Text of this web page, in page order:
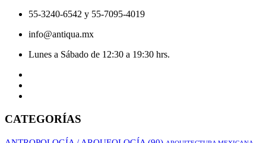
55-3240-6542 y 55-7095-4019
info@antiqua.mx
Lunes a Sábado de 12:30 a 19:30 hrs.
CATEGORÍAS